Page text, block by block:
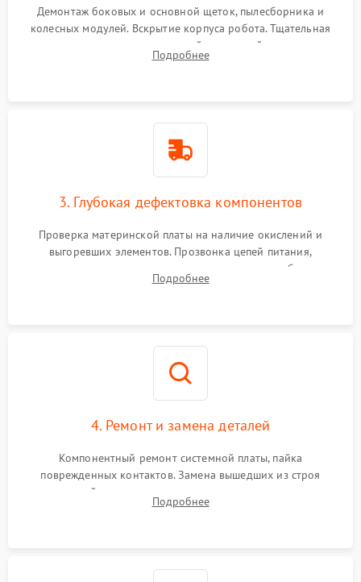
Демонтаж боковых и основной щеток, пылесборника и
колесных модулей. Вскрытие корпуса робота. Тщательная
очистка внутренних полостей, шестерней и плат от
скопившейся пыли, волос и шерсти животных с
Подробнее
3. Глубокая дефектовка компонентов
Проверка материнской платы на наличие окислений и
выгоревших элементов. Прозвонка цепей питания,
тестирование приводных моторов колес и турбины
всасывания. Оценка состояния оптических и инфракрасных
Подробнее
4. Ремонт и замена деталей
Компонентный ремонт системной платы, пайка
поврежденных контактов. Замена вышедших из строя
двигателей, изношенного аккумулятора, неисправного
лидара или помпы подачи воды. Восстановление шлейфов и
Подробнее